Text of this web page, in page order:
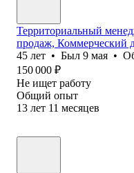
Территориальный
продаж, Коммерческий
45 лет • Был 9 мая •
150 000 ₽
Не ищет работу
Общий опыт
13 лет 11 месяцев